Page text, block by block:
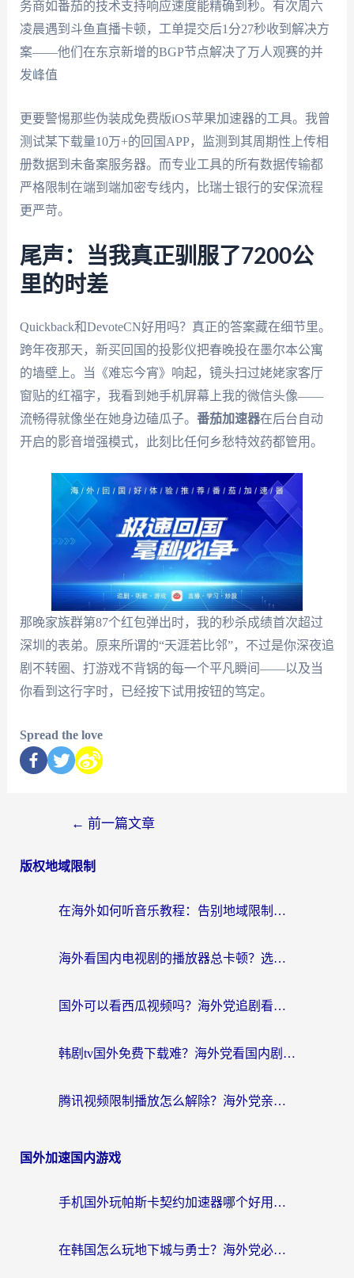
务商如番茄的技术支持响应速度能精确到秒。有次周六
凌晨遇到斗鱼直播卡顿，工单提交后1分27秒收到解决方
案——他们在东京新增的BGP节点解决了万人观赛的并
发峰值
更要警惕那些伪装成免费版iOS苹果加速器的工具。我曾
测试某下载量10万+的回国APP，监测到其周期性上传相
册数据到未备案服务器。而专业工具的所有数据传输都
严格限制在端到端加密专线内，比瑞士银行的安保流程
更严苛。
尾声：当我真正驯服了7200公
里的时差
Quickback和DevoteCN好用吗？真正的答案藏在细节里。
跨年夜那天，新买回国的投影仪把春晚投在墨尔本公寓
的墙壁上。当《难忘今宵》响起，镜头扫过姥姥家客厅
窗贴的红福字，我看到她手机屏幕上我的微信头像——
流畅得就像坐在她身边磕瓜子。 番茄加速器在后台自动
开启的影音增强模式，此刻比任何乡愁特效药都管用。
那晚家族群第87个红包弹出时，我的秒杀成绩首次超过
深圳的表弟。原来所谓的“天涯若比邻”，不过是你深夜追
剧不转圈、打游戏不背锅的每一个平凡瞬间——以及当
你看到这行字时，已经按下试用按钮的笃定。
Spread the love
← 前一篇文章
版权地域限制
在海外如何听音乐教程：告别地域限制，随时听见国内的声音
海外看国内电视剧的播放器总卡顿？选对回国加速器才是关键
国外可以看西瓜视频吗？海外党追剧看片的终极解决方案
韩剧tv国外免费下载难？海外党看国内剧的加速器选择指南（附实用技巧）
腾讯视频限制播放怎么解除？海外党亲测有效的回国加速指南
国外加速国内游戏
手机国外玩帕斯卡契约加速器哪个好用？海外党国服游戏之路的救星
在韩国怎么玩地下城与勇士？海外党必看的国服游戏加速全攻略